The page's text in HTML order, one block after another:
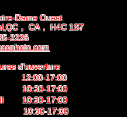
Dame Ouest
， CA， H4C 1S7
2226
d'ouverture
12:00-17:00
10:30-17:00
10:30-17:00
10:30-17:00